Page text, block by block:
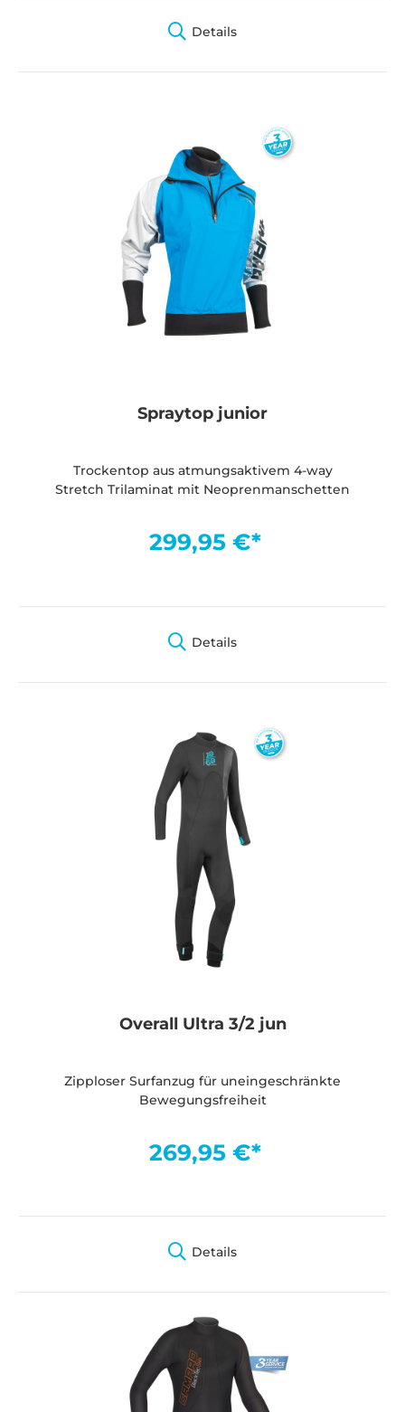
Details
Spraytop junior
Trockentop aus atmungsaktivem 4-way
Stretch Trilaminat mit Neoprenmanschetten
299,95 €*
Details
Overall Ultra 3/2 jun
Zipploser Surfanzug für uneingeschränkte
Bewegungsfreiheit
269,95 €*
Details